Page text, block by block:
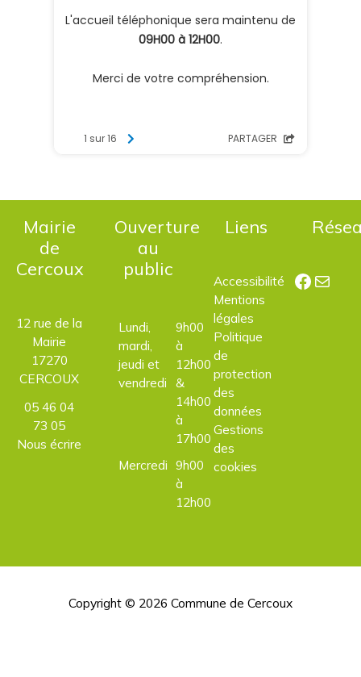
Mairie
de
Cercoux
12 rue de la
Mairie
17270
CERCOUX
05 46 04
73 05
Nous écrire
Ouverture
au
public
Lundi,
mardi,
jeudi et
vendredi
9h00
à
12h00
&
14h00
à
17h00
Mercredi 9h00
à
12h00
Liens
Accessibilité
Mentions
légales
Politique
de
protection
des
données
Gestions
des
cookies
E-mail
Copyright © 2026 Commune de Cercoux